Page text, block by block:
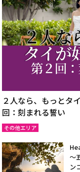
２人なら、もっとタ
回：刻まれる誓い
その他エリア
～
ン